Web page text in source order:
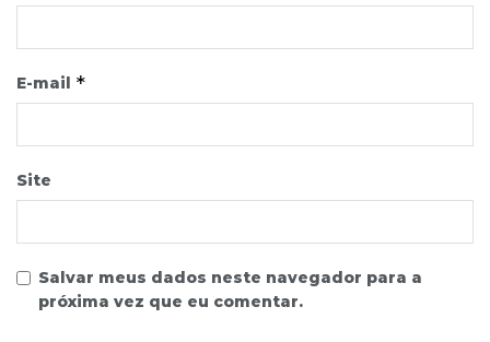
E-mail *
Site
Salvar meus dados neste navegador para a
próxima vez que eu comentar.